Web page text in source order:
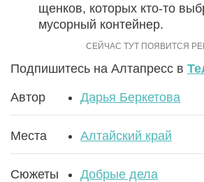
щенков, которых кто-то
мусорный контейнер.
Подпишитесь на Алтапресс в
Автор Дарья Беркетова
Места Алтайский край
Сюжеты Добрые дела